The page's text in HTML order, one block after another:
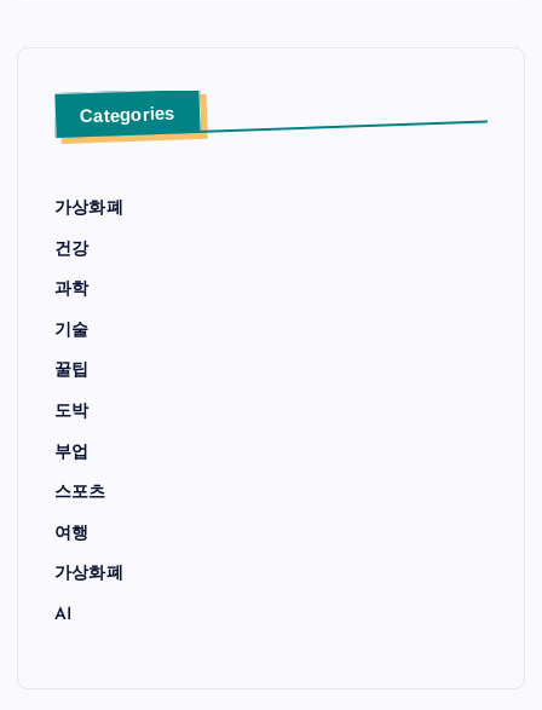
Categories
가상화폐
건강
과학
기술
꿀팁
도박
부업
스포츠
여행
가상화폐
AI